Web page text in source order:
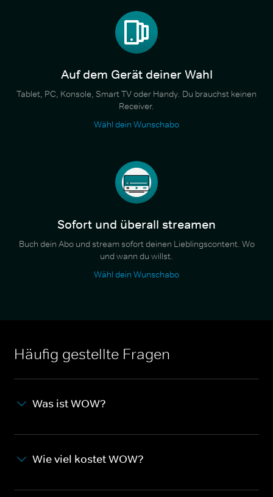
Auf dem Gerät deiner Wahl
Tablet, PC, Konsole, Smart TV oder Handy. Du brauchst keinen
Receiver.
Wähl dein Wunschabo
Sofort und überall streamen
Buch dein Abo und stream sofort deinen Lieblingscontent. Wo
und wann du willst.
Wähl dein Wunschabo
Häufig gestellte Fragen
Was ist WOW?
Wie viel kostet WOW?